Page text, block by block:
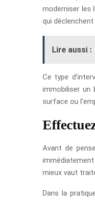
moderniser les
qui
Lire aussi :
Ce type
immobiliser un
surface ou
Avant de
immédiatement
mieux vaut
Dans la